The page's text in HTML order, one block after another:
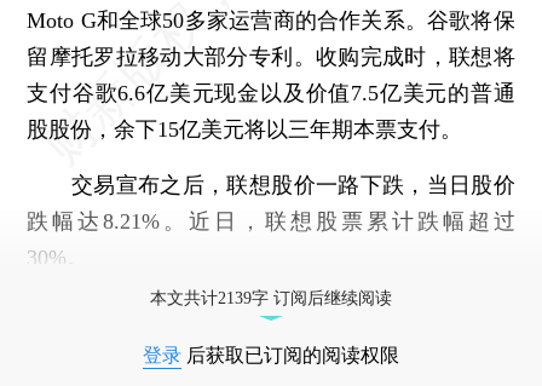
Moto G和全球50多家运营商的合作关系。谷歌将保
留摩托罗拉移动大部分专利。收购完成时，联想将
支付谷歌6.6亿美元现金以及价值7.5亿美元的普通
股股份，余下15亿美元将以三年期本票支付。
交易宣布之后，联想股价一路下跌，当日股价
跌幅达8.21%。近日，联想股票累计跌幅超过
30%。
本文共计2139字 订阅后继续阅读
登录 后获取已订阅的阅读权限